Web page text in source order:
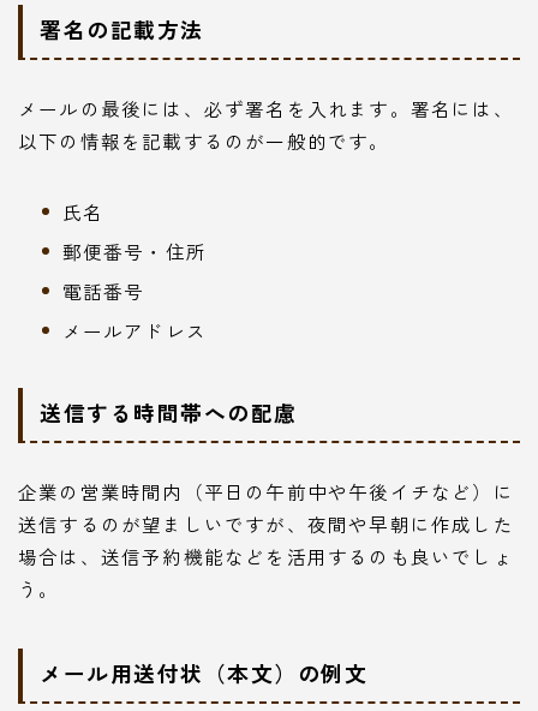
署名の記載方法
メールの最後には、必ず署名を入れます。署名には、
以下の情報を記載するのが一般的です。
氏名
郵便番号・住所
電話番号
メールアドレス
送信する時間帯への配慮
企業の営業時間内（平日の午前中や午後イチなど）に
送信するのが望ましいですが、夜間や早朝に作成した
場合は、送信予約機能などを活用するのも良いでしょ
う。
メール用送付状（本文）の例文